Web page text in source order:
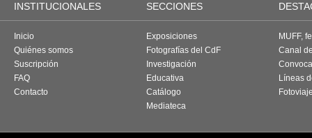
INSTITUCIONALES SECCIONES
Inicio
Quiénes somos
Suscripción
FAQ
Contacto
Exposiciones
Fotografías del CdF
Investigación
Educativa
Catálogo
Mediateca
MUFF,
Canal
Líneas